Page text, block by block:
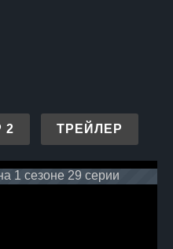
2 ТРЕЙЛЕР
1 сезоне 29 серии